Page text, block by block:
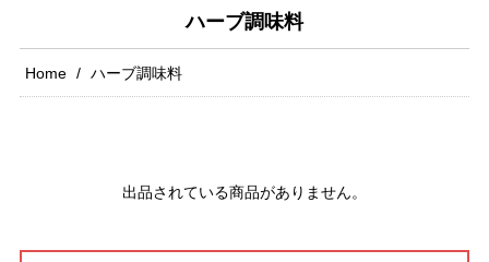
ハーブ調味料
Home ハーブ調味料
出品されている商品がありません。